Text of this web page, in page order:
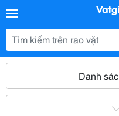
Danh